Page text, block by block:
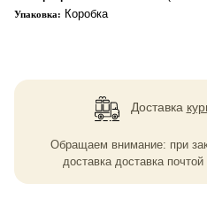
Упаковка: Коробка
Доставка
Обращаем внимание: при
доставка доставка